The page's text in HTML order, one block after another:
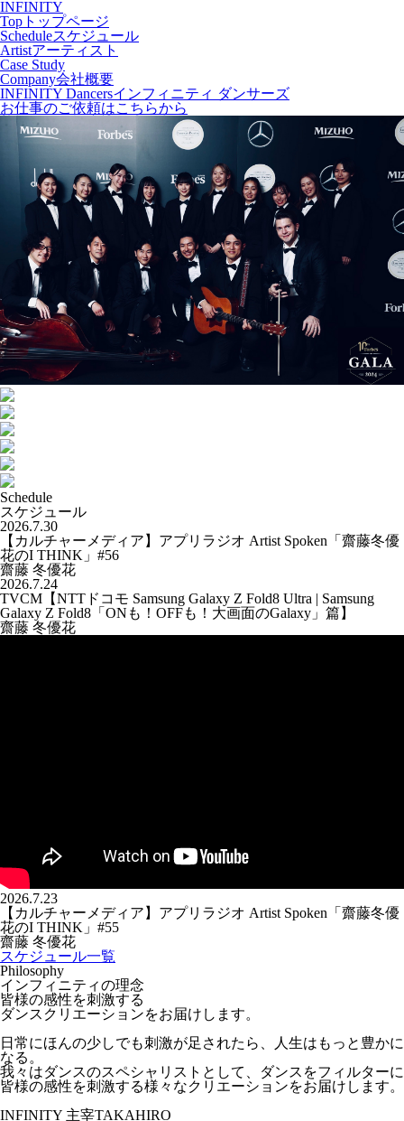
INFINITY
Top トップページ
Scheduleスケジュール
Artistアーティスト
Case Study
Company会社概要
INFINITY Dancersインフィニティ ダンサーズ
お仕事のご依頼はこちらから
Schedule
スケジュール
2026.7.30
【カルチャーメディア】アプリラジオ Artist Spoken「齋藤冬優
花のI THINK」#56
齋藤 冬優花
2026.7.24
TVCM【NTTドコモ Samsung Galaxy Z Fold8 Ultra | Samsung
Galaxy Z Fold8「ONも！OFFも！大画面のGalaxy」篇】
齋藤 冬優花
2026.7.23
【カルチャーメディア】アプリラジオ Artist Spoken「齋藤冬優
花のI THINK」#55
齋藤 冬優花
スケジュール一覧
Philosophy
インフィニティの理念
皆様の感性を刺激する
ダンスクリエーションをお届けします。
日常にほんの少しでも刺激が足されたら、人生はもっと豊かに
なる。
我々はダンスのスペシャリストとして、ダンスをフィルターに
皆様の感性を刺激する様々なクリエーションをお届けします。
INFINITY 主宰TAKAHIRO